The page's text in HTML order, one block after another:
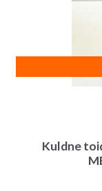
Kuldne